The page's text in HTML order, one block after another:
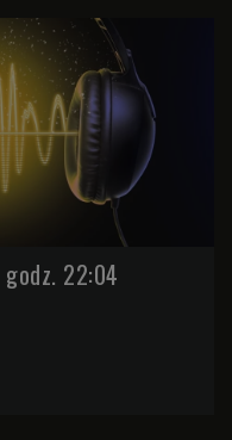
22:04